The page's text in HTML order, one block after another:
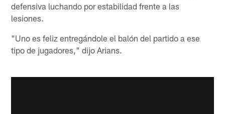
defensiva luchando por estabilidad frente a las
lesiones.
"Uno es feliz entregándole el balón del partido a ese
tipo de jugadores," dijo Arians.